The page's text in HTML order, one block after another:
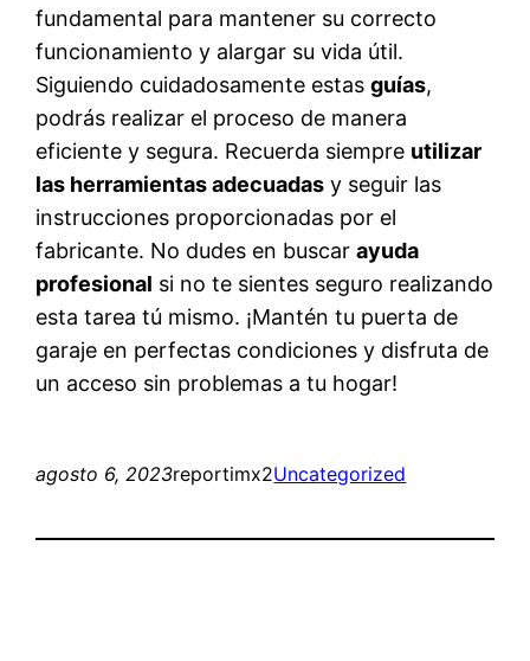
fundamental para mantener su correcto
funcionamiento y alargar su vida útil.
Siguiendo cuidadosamente estasguías,
podrás realizar el proceso de manera
eficiente y segura. Recuerda siempre utilizar
las herramientas adecuadas y seguir las
instrucciones proporcionadas por el
fabricante. No dudes en buscarayuda
profesional si no te sientes seguro realizando
esta tarea tú mismo. ¡Mantén tu puerta de
garaje en perfectas condiciones y disfruta de
un acceso sin problemas a tu hogar!
agosto 6, 2023reportimx2Uncategorized